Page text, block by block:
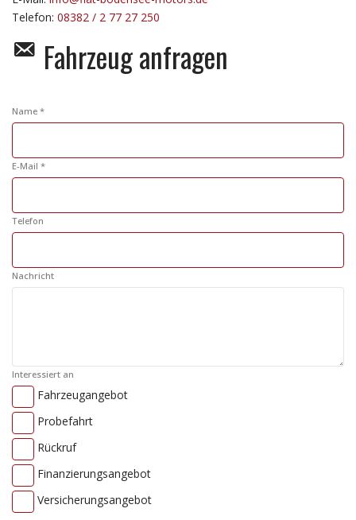
Telefon: 08382 / 2 77 27 250
Fahrzeug anfragen
Name *
E-Mail *
Telefon
Nachricht
Interessiert an
Fahrzeugangebot
Probefahrt
Rückruf
Finanzierungsangebot
Versicherungsangebot